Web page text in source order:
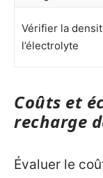
Vérifier la
l’électrolyte
Coûts et
recharge
Évaluer le